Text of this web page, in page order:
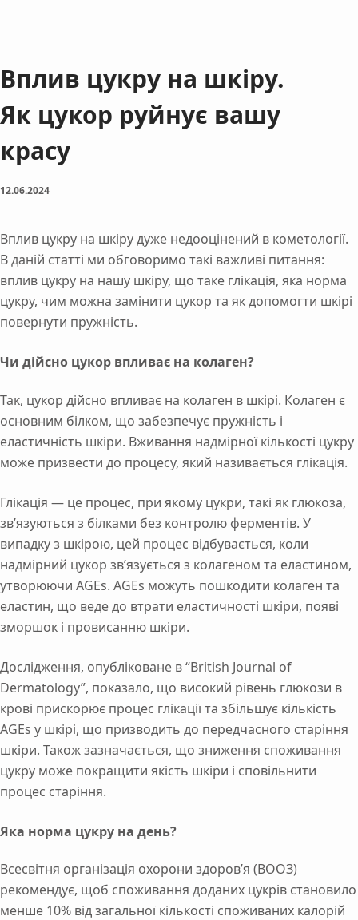
Вплив цукру на шкіру.
Як цукор руйнує вашу
красу
12.06.2024
Вплив цукру на шкіру дуже недооцінений в кометології.
В даній статті ми обговоримо такі важливі питання:
вплив цукру на нашу шкіру, що таке глікація, яка норма
цукру, чим можна замінити цукор та як допомогти шкірі
повернути пружність.
Чи дійсно цукор впливає на колаген?
Так, цукор дійсно впливає на колаген в шкірі. Колаген є
основним білком, що забезпечує пружність і
еластичність шкіри. Вживання надмірної кількості цукру
може призвести до процесу, який називається глікація.
Глікація — це процес, при якому цукри, такі як глюкоза,
зв’язуються з білками без контролю ферментів. У
випадку з шкірою, цей процес відбувається, коли
надмірний цукор зв’язується з колагеном та еластином,
утворюючи AGEs. AGEs можуть пошкодити колаген та
еластин, що веде до втрати еластичності шкіри, появі
зморшок і провисанню шкіри.
Дослідження, опубліковане в “British Journal of
Dermatology”, показало, що високий рівень глюкози в
крові прискорює процес глікації та збільшує кількість
AGEs у шкірі, що призводить до передчасного старіння
шкіри. Також зазначається, що зниження споживання
цукру може покращити якість шкіри і сповільнити
процес старіння.
Яка норма цукру на день?
Всесвітня організація охорони здоров’я (ВООЗ)
рекомендує, щоб споживання доданих цукрів становило
менше 10% від загальної кількості споживаних калорій